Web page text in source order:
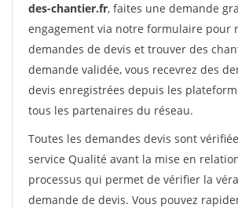
des-chantier.fr, faites une demande
engagement via notre formulaire pour
demandes de devis et trouver des
demande validée, vous recevrez des
devis enregistrées depuis les
tous les partenaires du réseau.
Toutes les demandes devis sont
service Qualité avant la mise en
processus qui permet de vérifier la
demande de devis. Vous pouvez